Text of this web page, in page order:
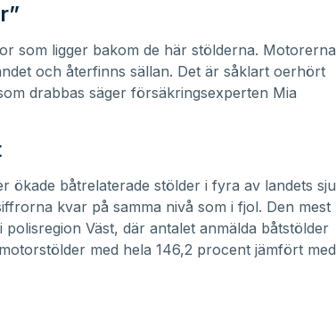
som ligger bakom de här stölderna. Motorerna
och återfinns sällan. Det är såklart oerhört
drabbas säger försäkringsexperten Mia
ökade båtrelaterade stölder i fyra av landets sju
kvar på samma nivå som i fjol. Den mest
polisregion Väst, där antalet anmälda båtstölder
med hela 146,2 procent jämfört med